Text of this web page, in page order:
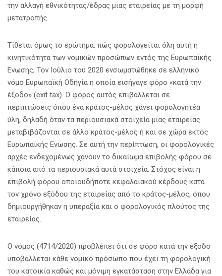
την αλλαγή εθνικότητας/έδρας μιας εταιρείας με τη μορφή
μετατροπής.
Τίθεται όμως το ερώτημα: πώς φορολογείται όλη αυτή η
κινητικότητα των νομικών προσώπων εντός της Ευρωπαϊκής
Ενωσης; Τον Ιούλιο του 2020 ενσωματώθηκε σε ελληνικό
νόμο Ευρωπαϊκή Οδηγία η οποία εισήγαγε φόρο «κατά την
έξοδο» (exit tax). Ο φόρος αυτός επιβάλλεται σε
περιπτώσεις όπου ένα κράτος-μέλος χάνει φορολογητέα
ύλη, δηλαδή όταν τα περιουσιακά στοιχεία μιας εταιρείας
μεταβιβάζονται σε άλλο κράτος-μέλος ή και σε χώρα εκτός
Ευρωπαϊκής Ενωσης. Σε αυτή την περίπτωση, οι φορολογικές
αρχές ενδεχομένως χάνουν το δικαίωμα επιβολής φόρου σε
κάποια από τα περιουσιακά αυτά στοιχεία. Στόχος είναι η
επιβολή φόρου οποιουδήποτε κεφαλαιακού κέρδους κατά
τον χρόνο εξόδου της εταιρείας από το κράτος-μέλος, όπου
δημιουργήθηκαν η υπεραξία και ο φορολογικός πλούτος της
εταιρείας.
Ο νόμος (4714/2020) προβλέπει ότι σε φόρο κατά την έξοδο
υποβάλλεται κάθε νομικό πρόσωπο που έχει τη φορολογική
του κατοικία καθώς και μόνιμη εγκατάσταση στην Ελλάδα για